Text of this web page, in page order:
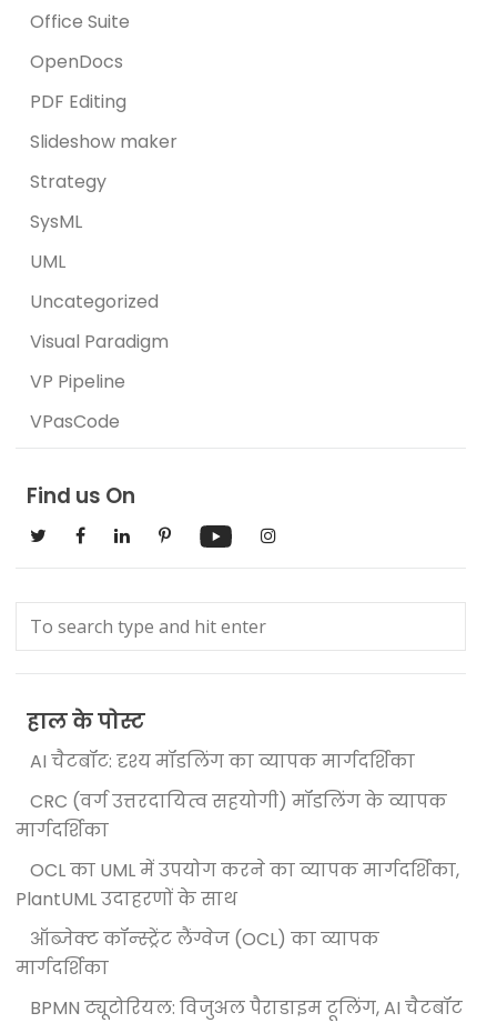
Office Suite
OpenDocs
PDF Editing
Slideshow maker
Strategy
SysML
UML
Uncategorized
Visual Paradigm
VP Pipeline
VPasCode
Find us On
हाल के पोस्ट
AI चैटबॉट: दृश्य मॉडलिंग का व्यापक मार्गदर्शिका
CRC (वर्ग उत्तरदायित्व सहयोगी) मॉडलिंग के व्यापक
मार्गदर्शिका
OCL का UML में उपयोग करने का व्यापक मार्गदर्शिका,
PlantUML उदाहरणों के साथ
ऑब्जेक्ट कॉन्स्ट्रेंट लैंग्वेज (OCL) का व्यापक
मार्गदर्शिका
BPMN ट्यूटोरियल: विजुअल पैराडाइम टूलिंग, AI चैटबॉट